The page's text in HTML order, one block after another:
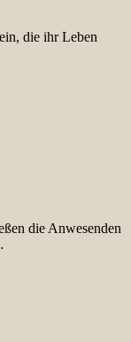
die ihr Leben
die Anwesenden